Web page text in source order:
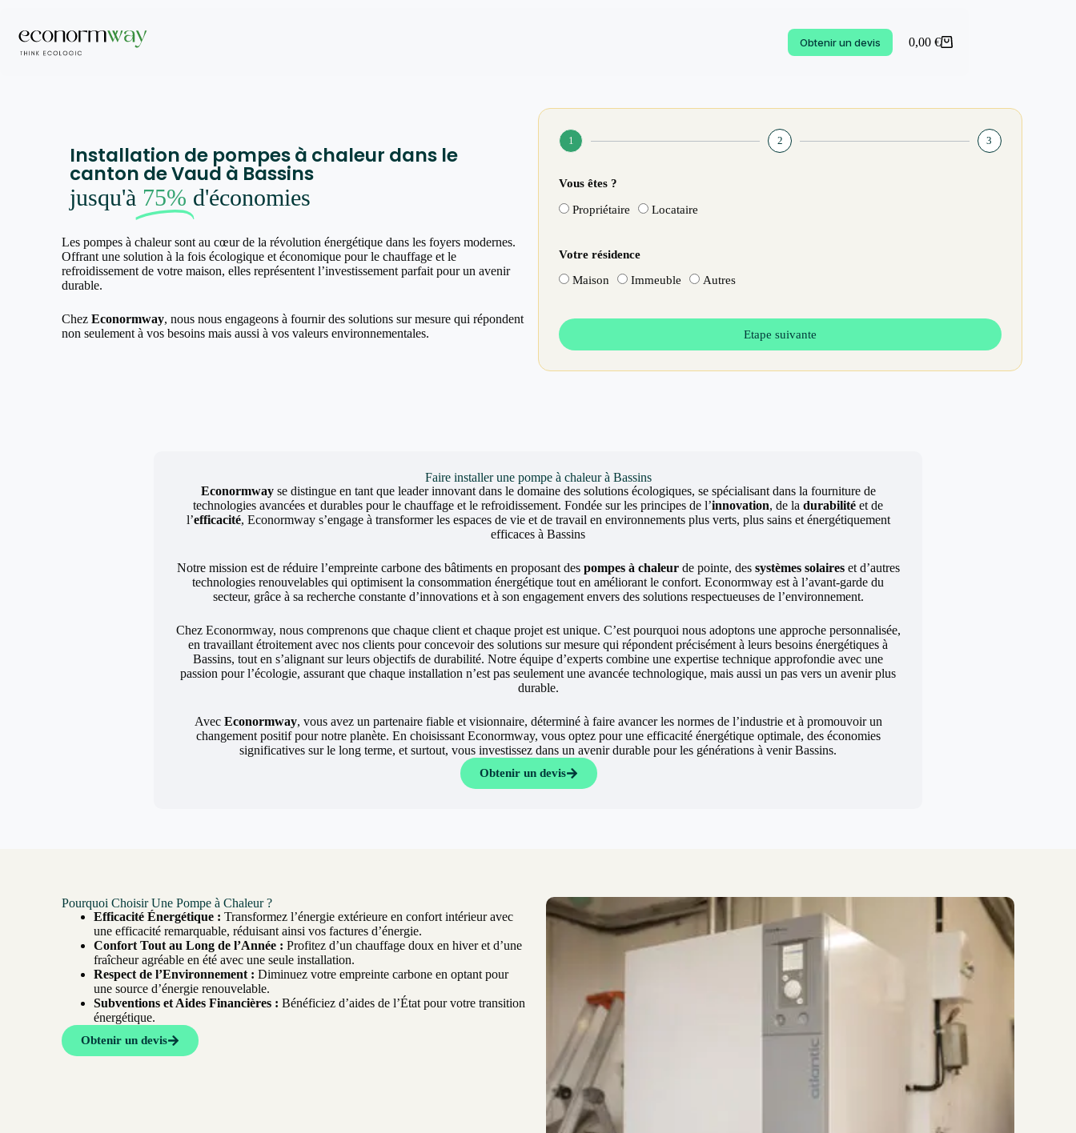
Obtenir un devis 0,00 €
Installation de pompes à chaleur dans le
canton de Vaud à Bassins
jusqu'à 75% d'économies
Les pompes à chaleur sont au cœur de la révolution énergétique dans les foyers modernes.
Offrant une solution à la fois écologique et économique pour le chauffage et le
refroidissement de votre maison, elles représentent l’investissement parfait pour un avenir
durable.
ChezEconormway, nous nous engageons à fournir des solutions sur mesure qui répondent
non seulement à vos besoins mais aussi à vos valeurs environnementales.
1 2 3
Vous êtes ?
Propriétaire Locataire
Votre résidence
Maison Immeuble Autres
Etape suivante
Faire installer une pompe à chaleur à Bassins
Econormwayse distingue en tant que leader innovant dans le domaine des solutions écologiques, se spécialisant dans la fourniture de
technologies avancées et durables pour le chauffage et le refroidissement. Fondée sur les principes de l’innovation, de la durabilité et de
l’efficacité, Econormway s’engage à transformer les espaces de vie et de travail en environnements plus verts, plus sains et énergétiquement
efficaces à Bassins
Notre mission est de réduire l’empreinte carbone des bâtiments en proposant des pompes à chaleurde pointe, des systèmes solaireset d’autres
technologies renouvelables qui optimisent la consommation énergétique tout en améliorant le confort. Econormway est à l’avant-garde du
secteur, grâce à sa recherche constante d’innovations et à son engagement envers des solutions respectueuses de l’environnement.
Chez Econormway, nous comprenons que chaque client et chaque projet est unique. C’est pourquoi nous adoptons une approche personnalisée,
en travaillant étroitement avec nos clients pour concevoir des solutions sur mesure qui répondent précisément à leurs besoins énergétiques à
Bassins, tout en s’alignant sur leurs objectifs de durabilité. Notre équipe d’experts combine une expertise technique approfondie avec une
passion pour l’écologie, assurant que chaque installation n’est pas seulement une avancée technologique, mais aussi un pas vers un avenir plus
durable.
Avec Econormway, vous avez un partenaire fiable et visionnaire, déterminé à faire avancer les normes de l’industrie et à promouvoir un
changement positif pour notre planète. En choisissant Econormway, vous optez pour une efficacité énergétique optimale, des économies
significatives sur le long terme, et surtout, vous investissez dans un avenir durable pour les générations à venir Bassins.
Obtenir un devis
Pourquoi Choisir Une Pompe à Chaleur ?
Efficacité Énergétique : Transformez l’énergie extérieure en confort intérieur avec
une efficacité remarquable, réduisant ainsi vos factures d’énergie.
Confort Tout au Long de l’Année : Profitez d’un chauffage doux en hiver et d’une
fraîcheur agréable en été avec une seule installation.
Respect de l’Environnement : Diminuez votre empreinte carbone en optant pour
une source d’énergie renouvelable.
Subventions et Aides Financières : Bénéficiez d’aides de l’État pour votre transition
énergétique.
Obtenir un devis